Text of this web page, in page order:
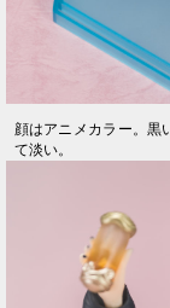
顔はアニメカラー。黒
て淡い。